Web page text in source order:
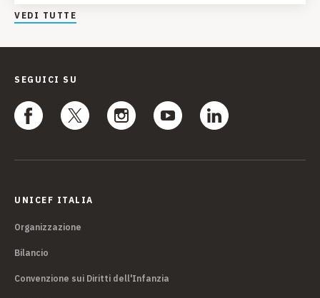
VEDI TUTTE
SEGUICI SU
UNICEF ITALIA
Organizzazione
Bilancio
Convenzione sui Diritti dell'Infanzia